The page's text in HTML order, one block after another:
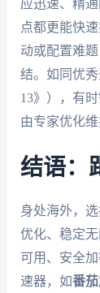
应迅速、精
点都更能快
动或配置难
结。如同优
13》），有
由专家优化维
结语：
身处海外，
优化、稳定
可用、安全
速器，如番